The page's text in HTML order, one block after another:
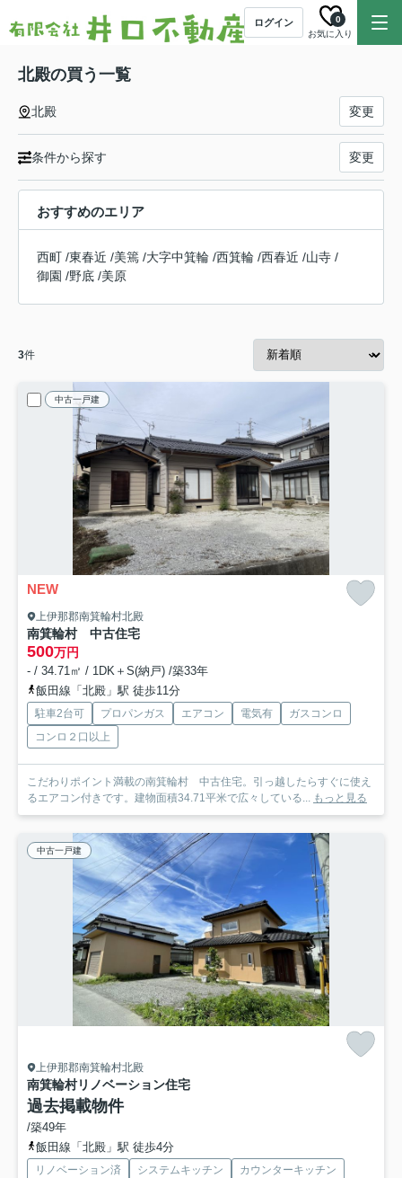
ログイン
お気に入り
0
北殿の買う一覧
北殿 変更
条件から探す 変更
おすすめのエリア
西町 /東春近 /美篶 /大字中箕輪 /西箕輪 /西春近 /山寺 /
御園 /野底 /美原
3件
中古一戸建
NEW
上伊那郡南箕輪村北殿
南箕輪村 中古住宅
500万円
- / 34.71㎡ / 1DK＋S(納戸) /築33年
飯田線「北殿」駅 徒歩11分
駐車2台可 プロパンガス エアコン 電気有
ガスコンロ
コンロ２口以上
こだわりポイント満載の南箕輪村 中古住宅。引っ越したらすぐに使え
るエアコン付きです。建物面積34.71平米で広々している... もっと見る
中古一戸建
上伊那郡南箕輪村北殿
南箕輪村リノベーション住宅
過去掲載物件
/築49年
飯田線「北殿」駅 徒歩4分
リノベーション済 システムキッチン
カウンターキッチン